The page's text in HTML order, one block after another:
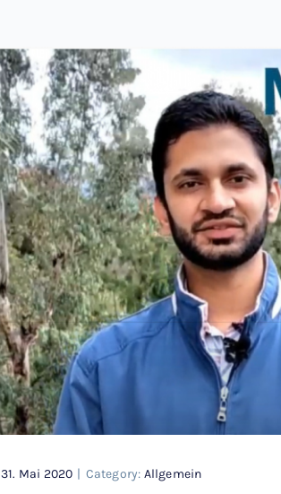
31. Mai 2020 | Category: Allgemein